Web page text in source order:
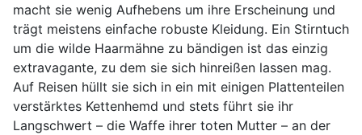
macht sie wenig Aufhebens um ihre Erscheinung und
trägt meistens einfache robuste Kleidung. Ein Stirntuch
um die wilde Haarmähne zu bändigen ist das einzig
extravagante, zu dem sie sich hinreißen lassen mag.
Auf Reisen hüllt sie sich in ein mit einigen Plattenteilen
verstärktes Kettenhemd und stets führt sie ihr
Langschwert – die Waffe ihrer toten Mutter – an der